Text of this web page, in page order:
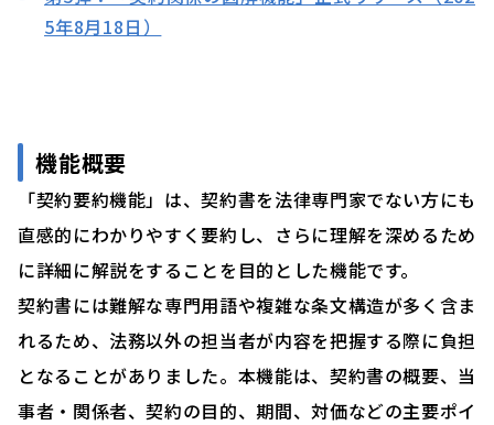
5年8月18日）
機能概要
「契約要約機能」は、契約書を法律専門家でない方にも
直感的にわかりやすく要約し、さらに理解を深めるため
に詳細に解説をすることを目的とした機能です。
契約書には難解な専門用語や複雑な条文構造が多く含ま
れるため、法務以外の担当者が内容を把握する際に負担
となることがありました。本機能は、契約書の概要、当
事者・関係者、契約の目的、期間、対価などの主要ポイ